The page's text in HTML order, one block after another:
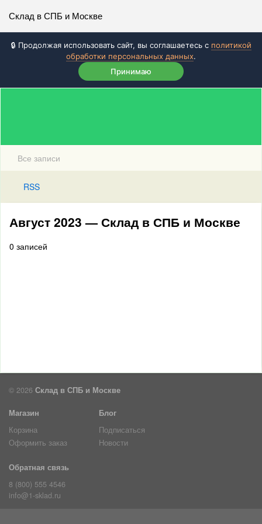
🔒 Продолжая использовать сайт, вы соглашаетесь с политикой
обработки персональных данных.
Принимаю
Склад в СПБ и Москве
Все записи
RSS
Август 2023 — Склад в СПБ и Москве
0 записей
© 2026 Склад в СПБ и Москве
Магазин
Корзина
Оформить заказ
Блог
Подписаться
Новости
Обратная связь
8 (800) 555 4546
info@1-sklad.ru